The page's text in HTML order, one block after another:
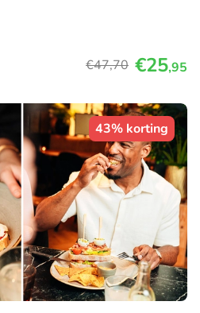
€47,70 €25,95
43% korting